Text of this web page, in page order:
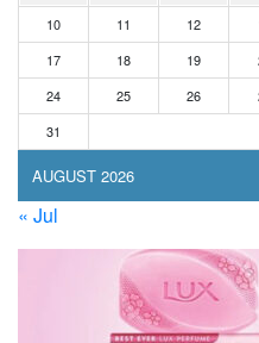
AUGUST 2026
10
11 12
17
18 19
24
25 26
31
« Jul